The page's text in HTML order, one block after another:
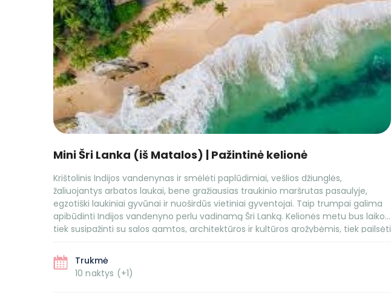
Mini Šri Lanka (iš Matalos) | Pažintinė kelionė
Krištolinis Indijos vandenynas ir smėlėti paplūdimiai, vešlios džiunglės,
žaliuojantys arbatos laukai, bene gražiausias traukinio maršrutas pasaulyje,
egzotiški laukiniai gyvūnai ir nuoširdūs vietiniai gyventojai. Taip trumpai galima
apibūdinti Indijos vandenyno perlu vadinamą Šri Lanką. Kelionės metu bus laiko
tiek susipažinti su salos gamtos, architektūros ir kultūros grožybėmis, tiek pailsėti
Trukmė
10 naktys (+1)